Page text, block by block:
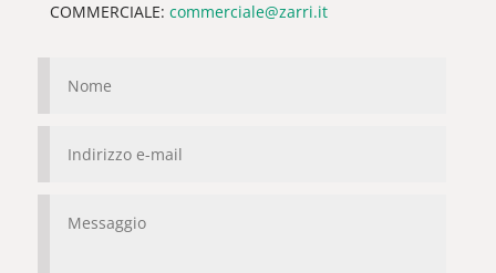
COMMERCIALE: commerciale@zarri.it